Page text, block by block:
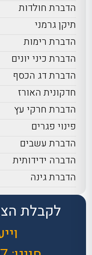
לקבלת
הדברת חולדות
תיקן גרמני
הדברת רימות
הדברת כיני יונים
הדברת דג הכסף
חדקונית האורז
הדברת חרקי עץ
פינוי פגרים
הדברת עשבים
הדברה ידידותית
הדברת גינה